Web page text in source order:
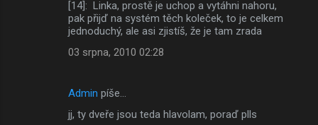
[14]: Linka, prostě je uchop a vytáhni nahoru,
pak přijď na systém těch koleček, to je celkem
jednoduchý, ale asi zjistíš, že je tam zrada
03 srpna, 2010 02:28
Admin píše…
jj, ty dveře jsou teda hlavolam, poraď plls